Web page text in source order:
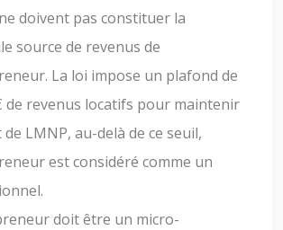
doivent pas constituer la
source de revenus de
La loi impose un plafond de
de revenus locatifs pour maintenir
LMNP, au-delà de ce seuil,
est considéré comme un
doit être un micro-